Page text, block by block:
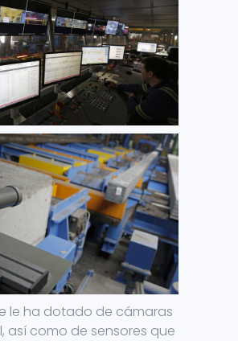
le ha dotado de cámaras
así como de sensores que